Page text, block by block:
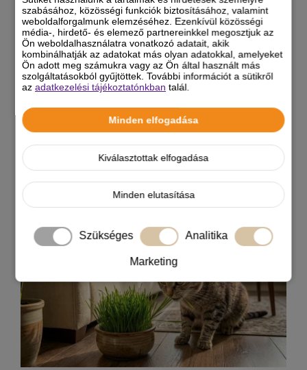
szabásához, közösségi funkciók biztosításához, valamint
weboldalforgalmunk elemzéséhez. Ezenkívül közösségi
média-, hirdető- és elemező partnereinkkel megosztjuk az
Ön weboldalhasználatra vonatkozó adatait, akik
kombinálhatják az adatokat más olyan adatokkal, amelyeket
Ön adott meg számukra vagy az Ön által használt más
szolgáltatásokból gyűjtöttek. További információt a sütikről
azadatkezelési tájékoztatónkban talál.
Minden elfogadása
Kiválasztottak elfogadása
Minden elutasítása
Szükséges Analitika
Marketing
650 Ft
-5%
Felhasználható kupon: MACSKA2026
KAPCSOLÓDÓ CIKKEK
MACSKÁK ÉS A
FŰFOGYASZTÁS:
HÓBORT VAGY
SZÜKSÉGLET?